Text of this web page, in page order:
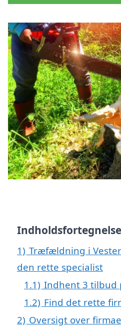
Indholdsfortegnelse
1) Træfældning i
den rette specialist
1.1) Indhent 3
1.2) Find det rette
2) Oversigt over